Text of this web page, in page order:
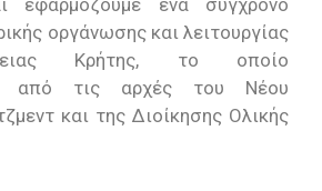
εφαρμόζουμε ένα σύγχρονο
οργάνωσης και λειτουργίας
Κρήτης, το οποίο
από τις αρχές του Νέου
και της Διοίκησης Ολικής